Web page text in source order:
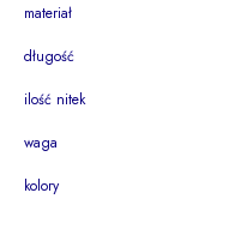
materiał
długość
ilość nitek
waga
kolory